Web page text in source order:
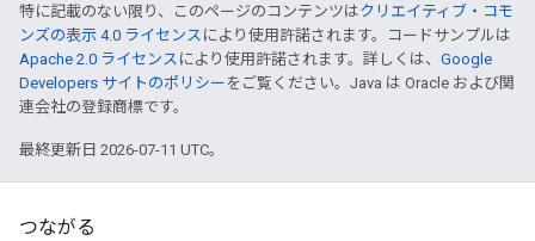
特に記載のない限り、このページのコンテンツはクリエイティブ・コモ
ンズの表示 4.0 ライセンス により使用許諾されます。コードサンプルは
Apache 2.0 ライセンス により使用許諾されます。詳しくは、 Google
Developers サイトのポリシー をご覧ください。Java は Oracle および関
連会社の登録商標です。
最終更新日 2026-07-11 UTC。
つながる